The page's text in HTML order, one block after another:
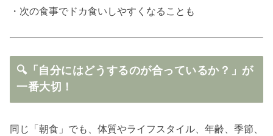
・次の食事でドカ食いしやすくなることも
🔍「自分にはどうするのが合っているか？」が
一番大切！
同じ「朝食」でも、体質やライフスタイル、年齢、季節、